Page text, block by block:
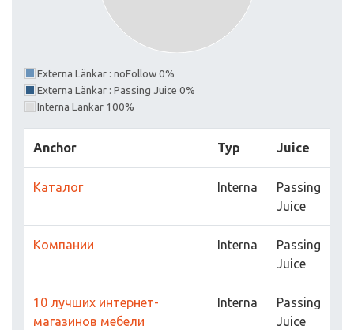
Externa Länkar : noFollow 0%
Externa Länkar : Passing Juice 0%
Interna Länkar 100%
Anchor Typ Juice
Каталог Interna
Passing
Juice
Компании Interna
Passing
Juice
10 лучших интернет-
магазинов мебели
Interna
Passing
Juice